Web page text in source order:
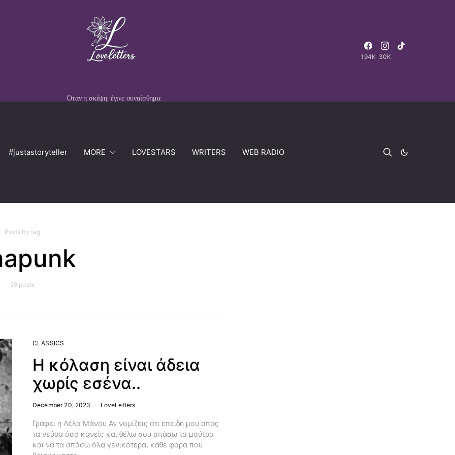
Όταν η σκέψη, έγινε συναίσθημα
194K 30K
#justastoryteller MORE LOVESTARS WRITERS WEB RADIO
Posts by tag
29 posts
CLASSICS
Η κόλαση είναι άδεια
χωρίς εσένα..
December 20, 2023 LoveLetters
Γράφει η Λέλα Μάνου Αν νομίζεις ότι επειδή μου σπας
τα νεύρα όσο κανείς και θέλω σου σπάσω τα μούτρα
και να τα σπάσω όλα γενικότερα, κάθε φορά που